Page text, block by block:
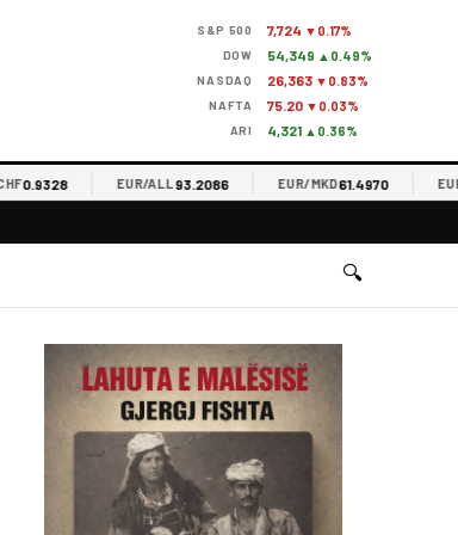
S&P 500 7,724 ▼0.17%
DOW 54,349 ▲0.49%
NASDAQ 26,363 ▼0.83%
NAFTA 75.20 ▼0.03%
ARI 4,321 ▲0.36%
EUR/ALL93.2086 EUR/MKD61.4970 EUR/
🔍